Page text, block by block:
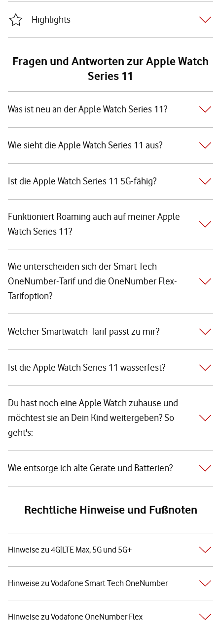
Highlights
Fragen und Antworten zur Apple Watch
Series 11
Was ist neu an der Apple Watch Series 11?
Wie sieht die Apple Watch Series 11 aus?
Ist die Apple Watch Series 11 5G-fähig?
Funktioniert Roaming auch auf meiner Apple
Watch Series 11?
Wie unterscheiden sich der Smart Tech
OneNumber-Tarif und die OneNumber Flex-
Tarifoption?
Welcher Smartwatch-Tarif passt zu mir?
Ist die Apple Watch Series 11 wasserfest?
Du hast noch eine Apple Watch zuhause und
möchtest sie an Dein Kind weitergeben? So
geht's:
Wie entsorge ich alte Geräte und Batterien?
Rechtliche Hinweise und Fußnoten
Hinweise zu 4G|LTE Max, 5G und 5G+
Hinweise zu Vodafone Smart Tech OneNumber
Hinweise zu Vodafone OneNumber Flex